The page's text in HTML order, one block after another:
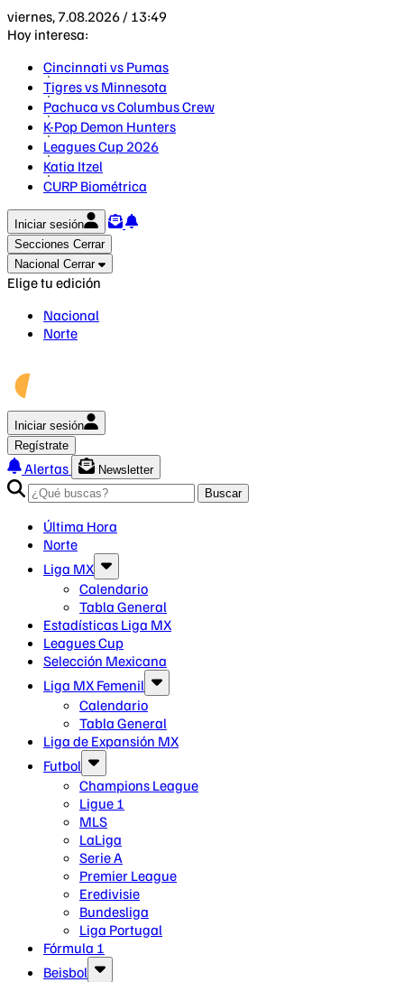
viernes, 7.08.2026 / 13:49
Hoy interesa:
Cincinnati vs Pumas
Tigres vs Minnesota
Pachuca vs Columbus Crew
K-Pop Demon Hunters
Leagues Cup 2026
Katia Itzel
CURP Biométrica
Iniciar sesión
Secciones Cerrar
Nacional Cerrar
Elige tu edición
Nacional
Norte
Iniciar sesión
Regístrate
Alertas
Newsletter
Buscar
Última Hora
Norte
Liga MX
Calendario
Tabla General
Estadísticas Liga MX
Leagues Cup
Selección Mexicana
Liga MX Femenil
Calendario
Tabla General
Liga de Expansión MX
Futbol
Champions League
Ligue 1
MLS
LaLiga
Serie A
Premier League
Eredivisie
Bundesliga
Liga Portugal
Fórmula 1
Beisbol